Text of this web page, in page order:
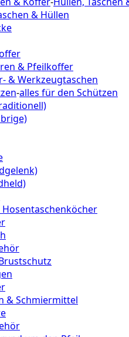
& Hüllen
& Pfeilkoffer
& Werkzeugtaschen
-alles für den Schützen
Hosentaschenköcher
& Schmiermittel